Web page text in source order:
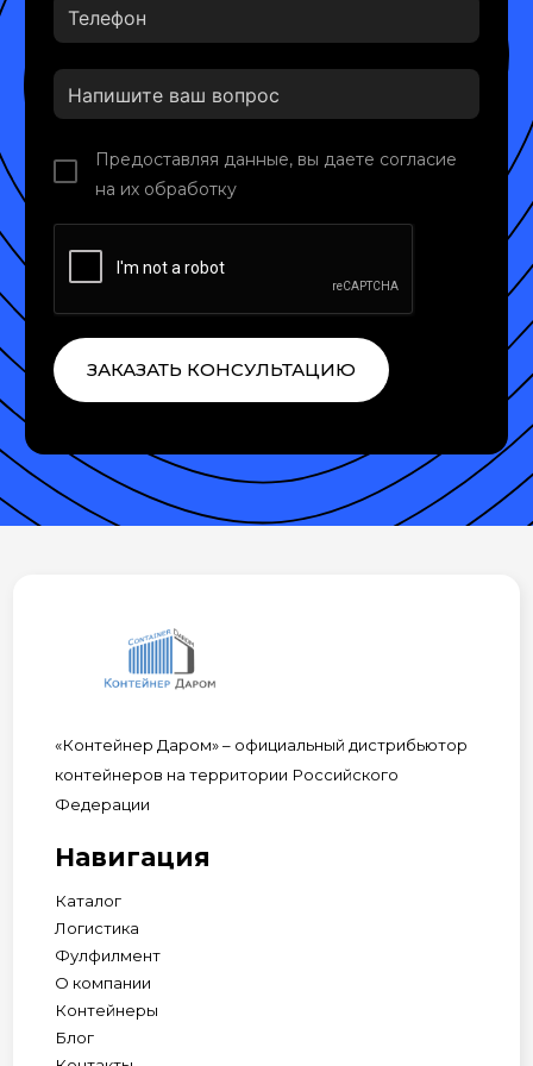
Предоставляя данные, вы даете согласие
на их обработку
ЗАКАЗАТЬ КОНСУЛЬТАЦИЮ
«Контейнер Даром» – официальный дистрибьютор
контейнеров на территории Российского
Федерации
Навигация
Каталог
Логистика
Фулфилмент
О компании
Контейнеры
Блог